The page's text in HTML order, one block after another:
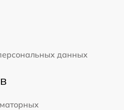
данных